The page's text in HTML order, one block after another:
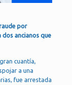
por
dos ancianos que
cuantía,
a una
fue arrestada